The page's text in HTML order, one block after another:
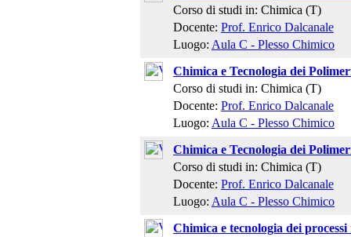
Corso di studi in: Chimica (T)
Docente: Prof. Enrico Dalcanale
Luogo: Aula C - Plesso Chimico
Chimica e Tecnologia dei
Corso di studi in: Chimica (T)
Docente: Prof. Enrico Dalcanale
Luogo: Aula C - Plesso Chimico
Chimica e Tecnologia dei
Corso di studi in: Chimica (T)
Docente: Prof. Enrico Dalcanale
Luogo: Aula C - Plesso Chimico
Chimica e tecnologia dei